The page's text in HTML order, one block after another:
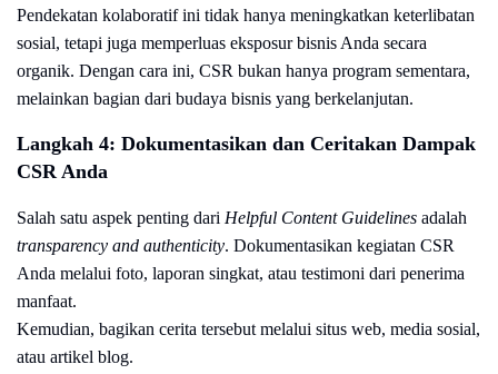
Pendekatan kolaboratif ini tidak hanya meningkatkan keterlibatan
sosial, tetapi juga memperluas eksposur bisnis Anda secara
organik. Dengan cara ini, CSR bukan hanya program sementara,
melainkan bagian dari budaya bisnis yang berkelanjutan.
Langkah 4: Dokumentasikan dan Ceritakan Dampak
CSR Anda
Salah satu aspek penting dari Helpful Content Guidelines adalah
transparency and authenticity. Dokumentasikan kegiatan CSR
Anda melalui foto, laporan singkat, atau testimoni dari penerima
manfaat.
Kemudian, bagikan cerita tersebut melalui situs web, media sosial,
atau artikel blog.